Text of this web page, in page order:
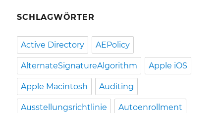
SCHLAGWÖRTER
Active Directory AEPolicy
AlternateSignatureAlgorithm Apple iOS
Apple Macintosh Auditing
Ausstellungsrichtlinie Autoenrollment